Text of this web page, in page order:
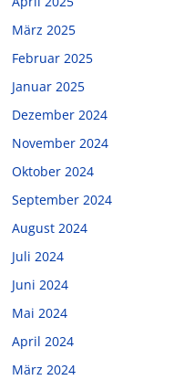
März 2025
Februar 2025
Januar 2025
Dezember 2024
November 2024
Oktober 2024
September 2024
August 2024
Juli 2024
Juni 2024
Mai 2024
April 2024
März 2024